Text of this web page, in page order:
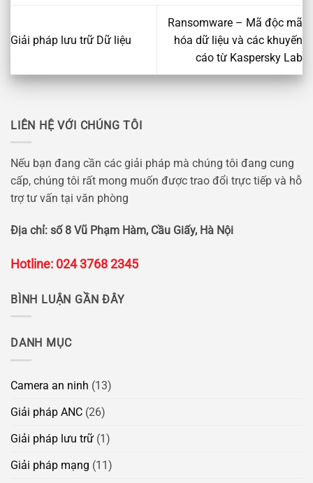
Giải pháp lưu trữ Dữ liệu
Ransomware – Mã độc mã
hóa dữ liệu và các khuyến
cáo từ Kaspersky Lab
LIÊN HỆ VỚI CHÚNG TÔI
Nếu bạn đang cần các giải pháp mà chúng tôi đang cung
cấp, chúng tôi rất mong muốn được trao đổi trực tiếp và hỗ
trợ tư vấn tại văn phòng
Địa chỉ: số 8 Vũ Phạm Hàm, Cầu Giấy, Hà Nội
Hotline: 024 3768 2345
BÌNH LUẬN GẦN ĐÂY
DANH MỤC
Camera an ninh (13)
Giải pháp ANC (26)
Giải pháp lưu trữ (1)
Giải pháp mạng (11)